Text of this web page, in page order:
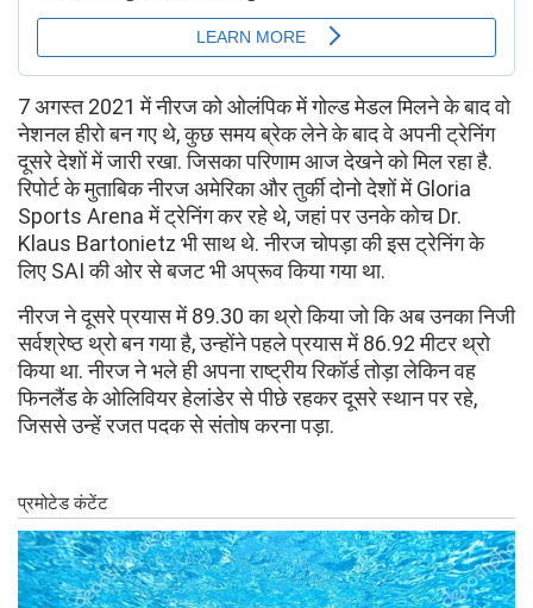
7 अगस्त 2021 में नीरज को ओलंपिक में गोल्ड मेडल मिलने के बाद वो
नेशनल हीरो बन गए थे, कुछ समय ब्रेक लेने के बाद वे अपनी ट्रेनिंग
दूसरे देशों में जारी रखा. जिसका परिणाम आज देखने को मिल रहा है.
रिपोर्ट के मुताबिक नीरज अमेरिका और तुर्की दोनो देशों में Gloria
Sports Arena में ट्रेनिंग कर रहे थे, जहां पर उनके कोच Dr.
Klaus Bartonietz भी साथ थे. नीरज चोपड़ा की इस ट्रेनिंग के
लिए SAI की ओर से बजट भी अप्रूव किया गया था.
नीरज ने दूसरे प्रयास में 89.30 का थ्रो किया जो कि अब उनका निजी
सर्वश्रेष्ठ थ्रो बन गया है, उन्होंने पहले प्रयास में 86.92 मीटर थ्रो
किया था. नीरज ने भले ही अपना राष्ट्रीय रिकॉर्ड तोड़ा लेकिन वह
फिनलैंड के ओलिवियर हेलांडेर से पीछे रहकर दूसरे स्थान पर रहे,
जिससे उन्हें रजत पदक से संतोष करना पड़ा.